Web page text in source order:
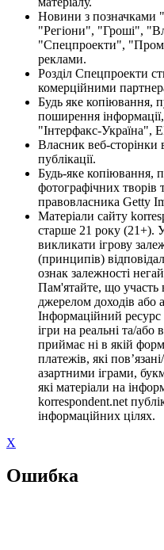
Новини з позначками
"Регіони", "Гроші",
"Спецпроекти",
реклами.
Розділ Спецпроекти
комерційними
Будь яке копіювання,
поширення
"Інтерфакс-Україна",
Власник веб-сторінки
публікації.
Будь-яке копіювання,
фотографічних творів
правовласника Getty
Матеріали сайту
старше 21 року (21+).
викликати ігрову
(принципів)
ознак залежності
Пам'ятайте, що участь
джерелом доходів або
Інформаційний
ігри на реальні та/або
приймає ні в якій
платежів, які
азартними іграми,
які матеріали на
korrespondent.net
інформаційних цілях.
X
Ошибка